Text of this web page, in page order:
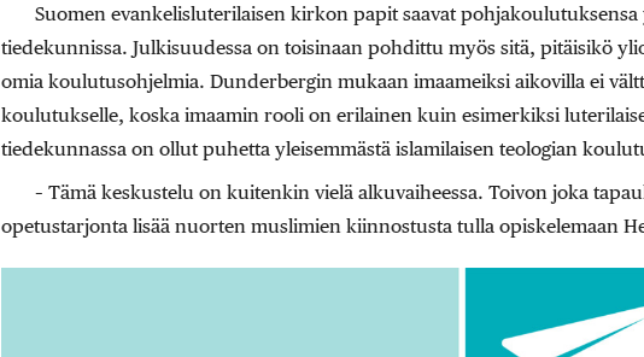
Suomen evankelisluterilaisen kirkon papit saavat pohjakoulutuksensa
tiedekunnissa. Julkisuudessa on toisinaan pohdittu myös sitä, pitäisikö
omia koulutusohjelmia. Dunderbergin mukaan imaameiksi aikovilla ei
koulutukselle, koska imaamin rooli on erilainen kuin esimerkiksi
tiedekunnassa on ollut puhetta yleisemmästä islamilaisen teologian
– Tämä keskustelu on kuitenkin vielä alkuvaiheessa. Toivon joka
opetustarjonta lisää nuorten muslimien kiinnostusta tulla opiskelemaan